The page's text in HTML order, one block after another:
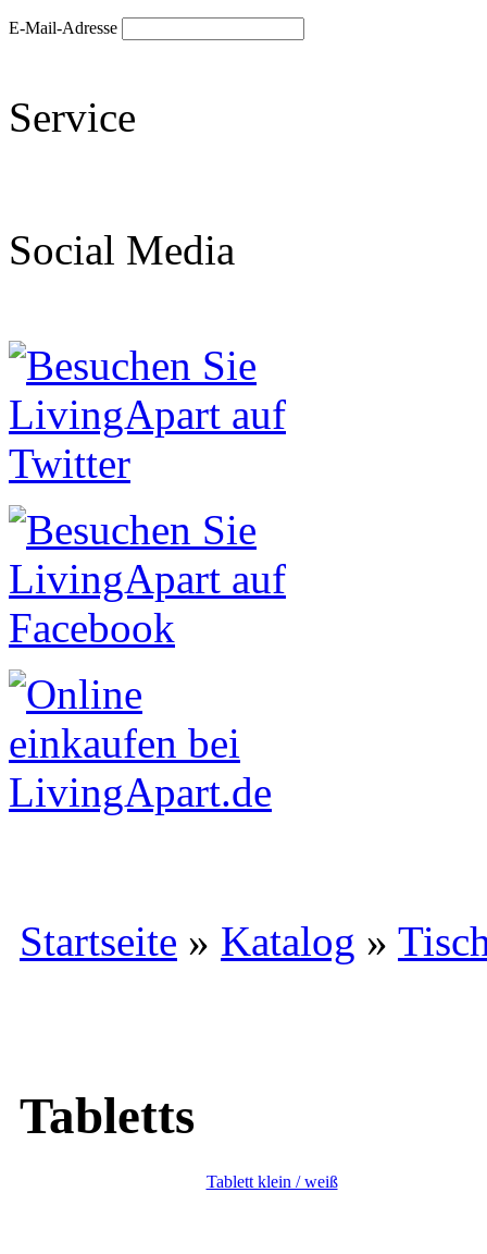
E-Mail-Adresse
Service
Social Media
Startseite » Katalog »
Tabletts
Tablett klein / weiß